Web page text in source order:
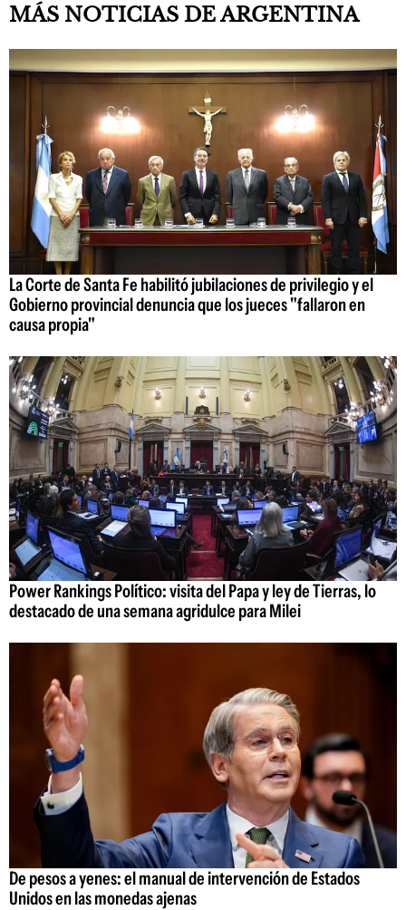
MÁS NOTICIAS DE ARGENTINA
La Corte de Santa Fe habilitó jubilaciones de privilegio y el
Gobierno provincial denuncia que los jueces "fallaron en
causa propia"
Power Rankings Político: visita del Papa y ley de Tierras, lo
destacado de una semana agridulce para Milei
De pesos a yenes: el manual de intervención de Estados
Unidos en las monedas ajenas